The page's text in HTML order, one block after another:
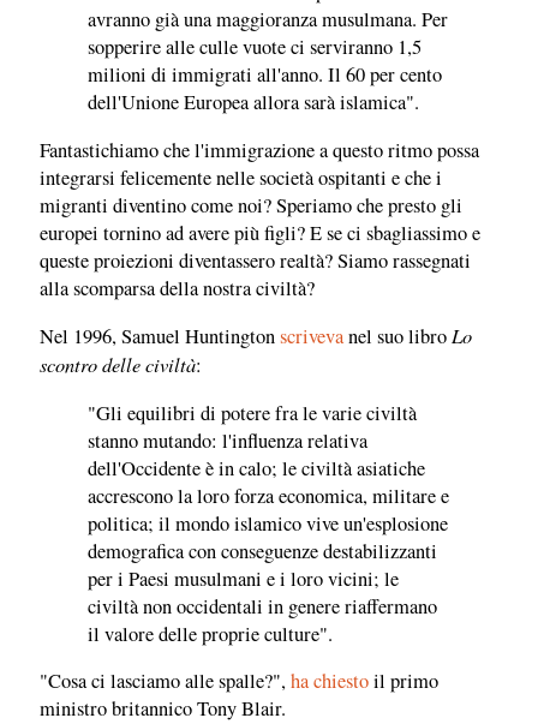
avranno già una maggioranza musulmana. Per
sopperire alle culle vuote ci serviranno 1,5
milioni di immigrati all'anno. Il 60 per cento
dell'Unione Europea allora sarà islamica".
Fantastichiamo che l'immigrazione a questo ritmo possa
integrarsi felicemente nelle società ospitanti e che i
migranti diventino come noi? Speriamo che presto gli
europei tornino ad avere più figli? E se ci sbagliassimo e
queste proiezioni diventassero realtà? Siamo rassegnati
alla scomparsa della nostra civiltà?
Nel 1996, Samuel Huntingtonscrivevanel suo libro Lo
scontro delle civiltà:
"Gli equilibri di potere fra le varie civiltà
stanno mutando: l'influenza relativa
dell'Occidente è in calo; le civiltà asiatiche
accrescono la loro forza economica, militare e
politica; il mondo islamico vive un'esplosione
demografica con conseguenze destabilizzanti
per i Paesi musulmani e i loro vicini; le
civiltà non occidentali in genere riaffermano
il valore delle proprie culture".
"Cosa ci lasciamo alle spalle?",ha chiestoil primo
ministro britannico Tony Blair.